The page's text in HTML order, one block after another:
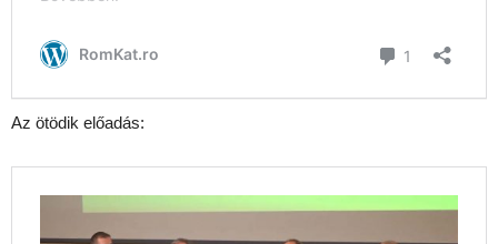
Az ötödik előadás: